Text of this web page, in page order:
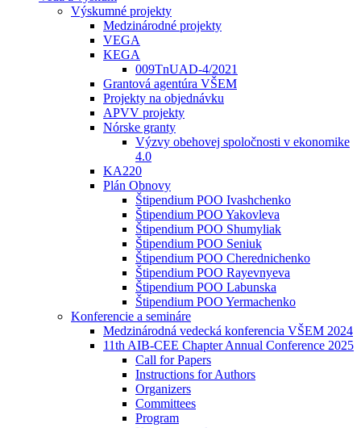
Výskumné projekty
Medzinárodné projekty
VEGA
KEGA
009TnUAD-4/2021
Grantová agentúra VŠEM
Projekty na objednávku
APVV projekty
Nórske granty
Výzvy obehovej spoločnosti v ekonomike
4.0
KA220
Plán Obnovy
Štipendium POO Ivashchenko
Štipendium POO Yakovleva
Štipendium POO Shumyliak
Štipendium POO Seniuk
Štipendium POO Cherednichenko
Štipendium POO Rayevnyeva
Štipendium POO Labunska
Štipendium POO Yermachenko
Konferencie a semináre
Medzinárodná vedecká konferencia VŠEM 2024
11th AIB-CEE Chapter Annual Conference 2025
Call for Papers
Instructions for Authors
Organizers
Committees
Program